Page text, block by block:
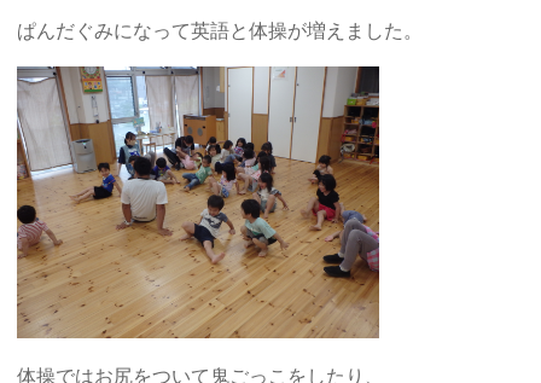
ぱんだぐみになって英語と体操が増えました。
体操ではお尻をついて鬼ごっこをしたり、